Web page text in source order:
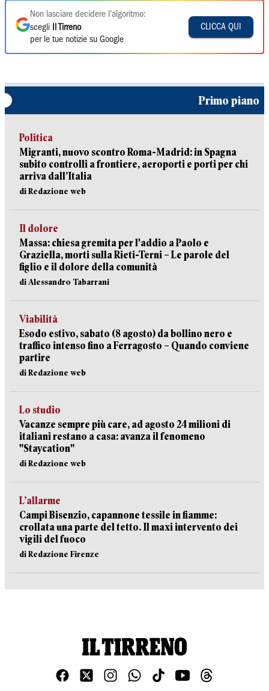
Non lasciare decidere l'algoritmo:
scegli
Il Tirreno
per le tue notizie su Google
CLICCA QUI
Primo piano
Politica
Migranti, nuovo scontro Roma-Madrid: in Spagna
subito controlli a frontiere, aeroporti e porti per chi
arriva dall’Italia
di Redazione web
Il dolore
Massa: chiesa gremita per l'addio a Paolo e
Graziella, morti sulla Rieti-Terni – Le parole del
figlio e il dolore della comunità
di Alessandro Tabarrani
Viabilità
Esodo estivo, sabato (8 agosto) da bollino nero e
traffico intenso fino a Ferragosto – Quando conviene
partire
di Redazione web
Lo studio
Vacanze sempre più care, ad agosto 24 milioni di
italiani restano a casa: avanza il fenomeno
"Staycation"
di Redazione web
L’allarme
Campi Bisenzio, capannone tessile in fiamme:
crollata una parte del tetto. Il maxi intervento dei
vigili del fuoco
di Redazione Firenze